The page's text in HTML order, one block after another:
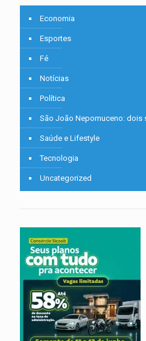
Economia
Esportes
Fé
Notícias
Política
São João Nepomuceno: dois
Saúde e Lifestyle
Tecnologia
Uncategorized